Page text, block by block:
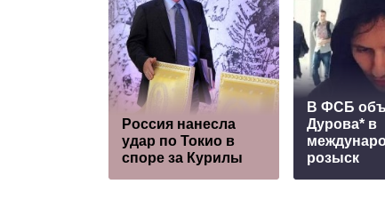
Россия нанесла
удар по Токио в
споре за Курилы
В ФСБ
Дурова* в
розыск